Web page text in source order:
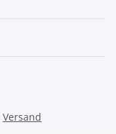
Versand